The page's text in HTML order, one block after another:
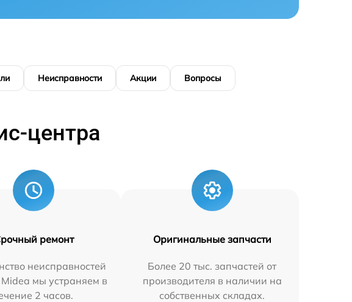
Неисправности Акции Вопросы
центра
ремонт
неисправностей
мы устраняем в
2 часов.
Оригинальные запчасти
Более 20 тыс. запчастей от
производителя в наличии на
собственных складах.